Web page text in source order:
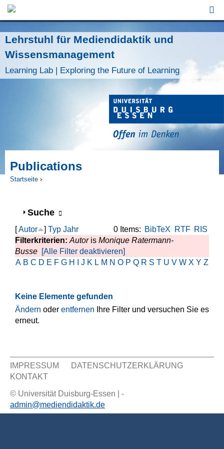
Lehrstuhl für Mediendidaktik und
Wissensmanagement
Learning Lab | Exploring the Future of Learning
Publications
Startseite ›
Anzeigen
Suche
0 Items: BibTeX RTF RIS
[Autor ] Typ Jahr
Filterkriterien: Autoris Monique Ratermann-
Busse [Alle Filter deaktivieren]
A B C D E F G H J K L M N O P Q R S T U V W X Y Z
Keine Elemente gefunden
Ändern oder entfernen Ihre Filter und versuchen Sie es
erneut.
Sekundär Menü
IMPRESSUM
DATENSCHUTZERKLÄRUNG
KONTAKT
© Universität Duisburg-Essen | -
admin@mediendidaktik.de